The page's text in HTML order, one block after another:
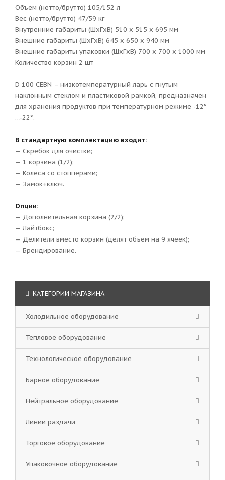
Объем (нетто/брутто) 105/152 л
Вес (нетто/брутто) 47/59 кг
Внутренние габариты (ШxГxВ) 510 x 515 x 695 мм
Внешние габариты (ШxГxВ) 645 x 650 x 940 мм
Внешние габариты упаковки (ШxГxВ) 700 x 700 x 1000 мм
Количество корзин 2 шт
D 100 СEBN – низкотемпературный ларь с гнутым
наклонным стеклом и пластиковой рамкой, предназначен
для хранения продуктов при температурном режиме -12°
…-22°.
В стандартную комплектацию входит:
— Скребок для очистки;
— 1 корзина (1/2);
— Колеса со стопперами;
— Замок+ключ.
Опции:
— Дополнительная корзина (2/2);
— Лайтбокс;
— Делители вместо корзин (делят объём на 9 ячеек);
— Брендирование.
КАТЕГОРИИ МАГАЗИНА
Холодильное оборудование
Тепловое оборудование
Технологическое оборудование
Барное оборудование
Нейтральное оборудование
Линии раздачи
Торговое оборудование
Упаковочное оборудование